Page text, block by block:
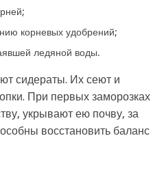
корневых удобрений;
ледяной воды.
сидераты. Их сеют и
При первых заморозках
укрывают ею почву, за
восстановить баланс